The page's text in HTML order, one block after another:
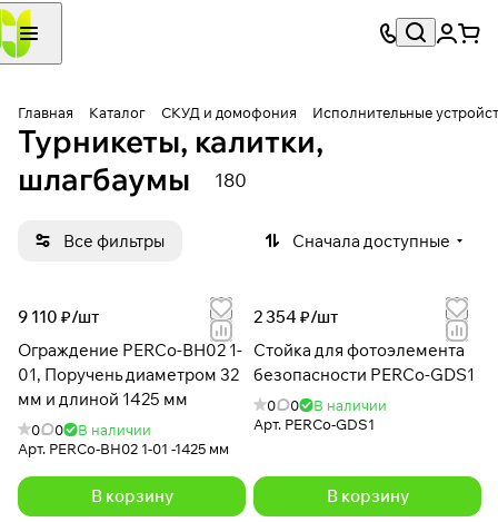
Главная Каталог СКУД и домофония Исполнительные
Турникеты, калитки,
шлагбаумы
180
Все фильтры Сначала доступные
9 110 ₽/шт
Ограждение PERCo-BH02 1-
01, Поручень диаметром 32
мм и длиной 1425 мм
0 0
В наличии
Арт. PERCo-BH02 1-01 -1425 мм
В корзину
2 354 ₽/шт
Стойка для фотоэлемента
безопасности PERCo-GDS1
0 0
В наличии
Арт. PERCo-GDS1
В корзину